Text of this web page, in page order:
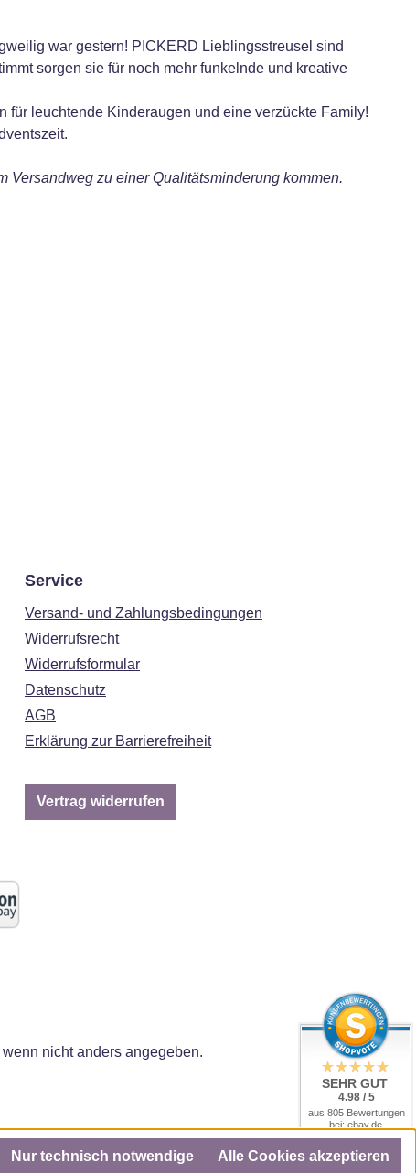
war gestern! PICKERD Lieblingsstreusel sind
sorgen sie für noch mehr funkelnde und kreative
leuchtende Kinderaugen und eine verzückte Family!
Versandweg zu einer Qualitätsminderung kommen.
Service
Versand- und Zahlungsbedingungen
Widerrufsrecht
Widerrufsformular
Datenschutz
AGB
Erklärung zur Barrierefreiheit
Vertrag widerrufen
nicht anders angegeben.
Nur technisch notwendige Alle Cookies akzeptieren
SEHR GUT
4.98 / 5
aus 805 Bewertungen
bei: ebay.de,
amazon.de, amazon.it,
shopvote.de